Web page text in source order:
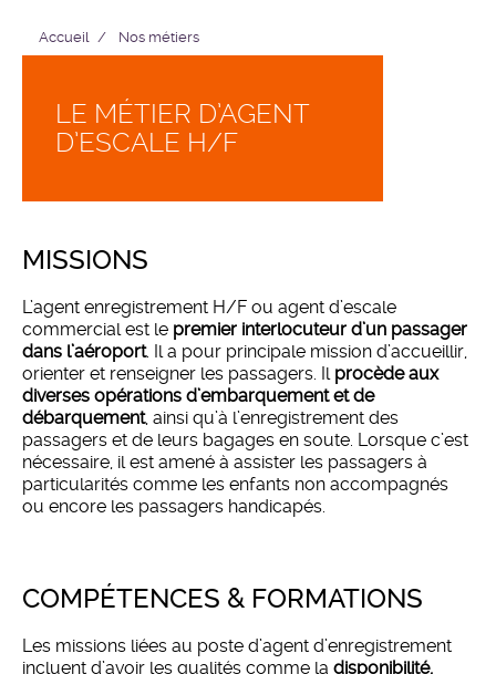
Accueil Nos métiers
LE MÉTIER D’AGENT
D’ESCALE H/F
MISSIONS
L’agent enregistrement H/F ou agent d’escale
commercial est le premier interlocuteur d’un passager
dans l’aéroport. Il a pour principale mission d’accueillir,
orienter et renseigner les passagers. Il procède aux
diverses opérations d’embarquement et de
débarquement, ainsi qu’à l’enregistrement des
passagers et de leurs bagages en soute. Lorsque c’est
nécessaire, il est amené à assister les passagers à
particularités comme les enfants non accompagnés
ou encore les passagers handicapés.
COMPÉTENCES & FORMATIONS
Les missions liées au poste d’agent d’enregistrement
incluent d’avoir les qualités comme la disponibilité,